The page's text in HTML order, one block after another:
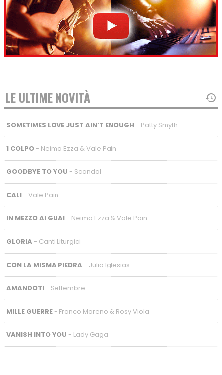
LE ULTIME NOVITÀ
SOMETIMES LOVE JUST AIN’T ENOUGH - Patty Smyth
1 COLPO- Neima Ezza & Vale Pain
GOODBYE TO YOU - Scandal
CALI- Vale Pain
IN MEZZO AI GUAI- Neima Ezza & Vale Pain
GLORIA - Canti Liturgici
CON LA MISMA PIEDRA - Julio Iglesias
AMANDOTI- Settembre
MILLE GUERRE- Franco Moreno & Rosy Viola
VANISH INTO YOU - Lady Gaga